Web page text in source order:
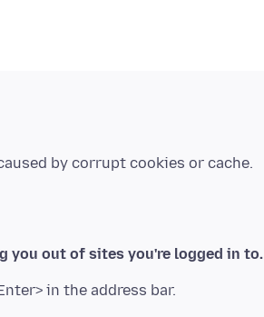
you out of sites you're logged in to.